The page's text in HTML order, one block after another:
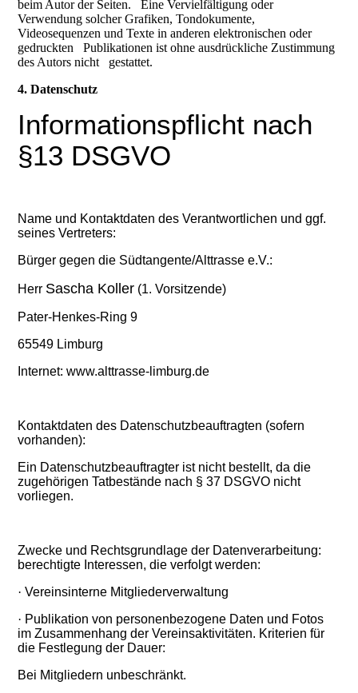
beim Autor der Seiten. Eine Vervielfältigung oder
Verwendung solcher Grafiken, Tondokumente,
Videosequenzen und Texte in anderen elektronischen oder
gedruckten Publikationen ist ohne ausdrückliche Zustimmung
des Autors nicht gestattet.
4. Datenschutz
Informationspflicht nach
§13 DSGVO
Name und Kontaktdaten des Verantwortlichen und ggf.
seines Vertreters:
Bürger gegen die Südtangente/Alttrasse e.V.:
Herr Sascha Koller (1. Vorsitzende)
Pater-Henkes-Ring 9
65549 Limburg
Internet: www.alttrasse-limburg.de
Kontaktdaten des Datenschutzbeauftragten (sofern
vorhanden):
Ein Datenschutzbeauftragter ist nicht bestellt, da die
zugehörigen Tatbestände nach § 37 DSGVO nicht
vorliegen.
Zwecke und Rechtsgrundlage der Datenverarbeitung:
berechtigte Interessen, die verfolgt werden:
· Vereinsinterne Mitgliederverwaltung
· Publikation von personenbezogene Daten und Fotos
im Zusammenhang der Vereinsaktivitäten. Kriterien für
die Festlegung der Dauer:
Bei Mitgliedern unbeschränkt.